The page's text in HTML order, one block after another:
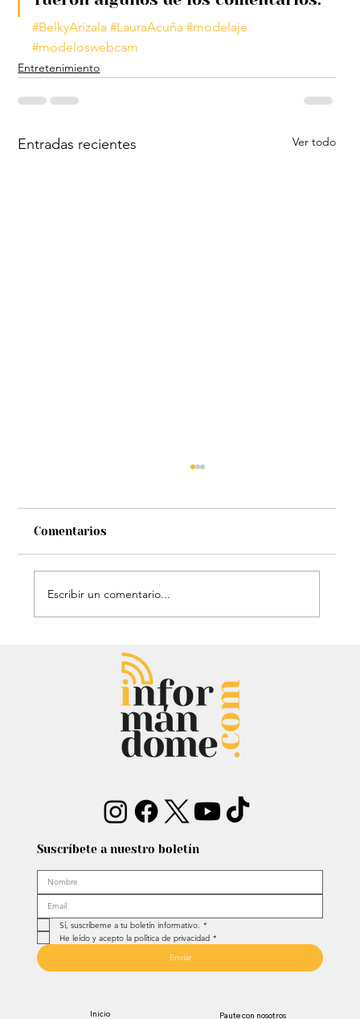
#BelkyArizala #LauraAcuña #modelaje
#modeloswebcam
Entretenimiento
Entradas recientes Ver todo
Chayanne se animó a trend viral y
dejó mensaje: “Antes de ser tu
Comentarios
Escribir un comentario...
Suscríbete a nuestro boletín
Sí, suscríbeme a tu boletín informativo. *
He leído y acepto la política de privacidad *
Enviar
Inicio Paute con nosotros